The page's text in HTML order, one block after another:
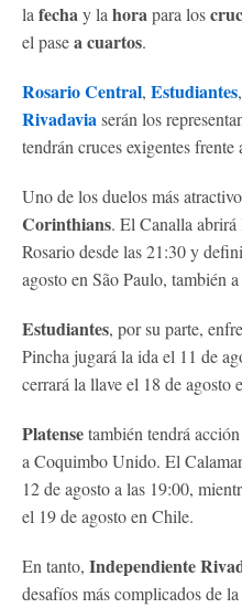
la fechay la horapara los
el pasea cuartos.
Rosario Central, Estudiantes,
Rivadaviaserán los
tendrán cruces exigentes
Uno de los duelos más
Corinthians. El Canalla abrirá
Rosario desde las 21:30 y
agosto en São Paulo, también
Estudiantes, por su parte,
Pincha jugará la ida el 11 de
cerrará la llave el 18 de agosto
Platensetambién tendrá
a Coquimbo Unido. El
12 de agosto a las 19:00,
el 19 de agosto en Chile.
En tanto, Independiente
desafíos más complicados de